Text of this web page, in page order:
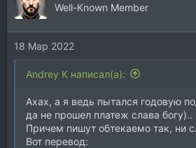
Well-Known Member
18 Мар 2022
Andrey K написал(а):
Ахах, а я ведь пытался годовую
да не прошел платеж слава богу)..
Причем пишут обтекаемо так, ни
Вот перевод: